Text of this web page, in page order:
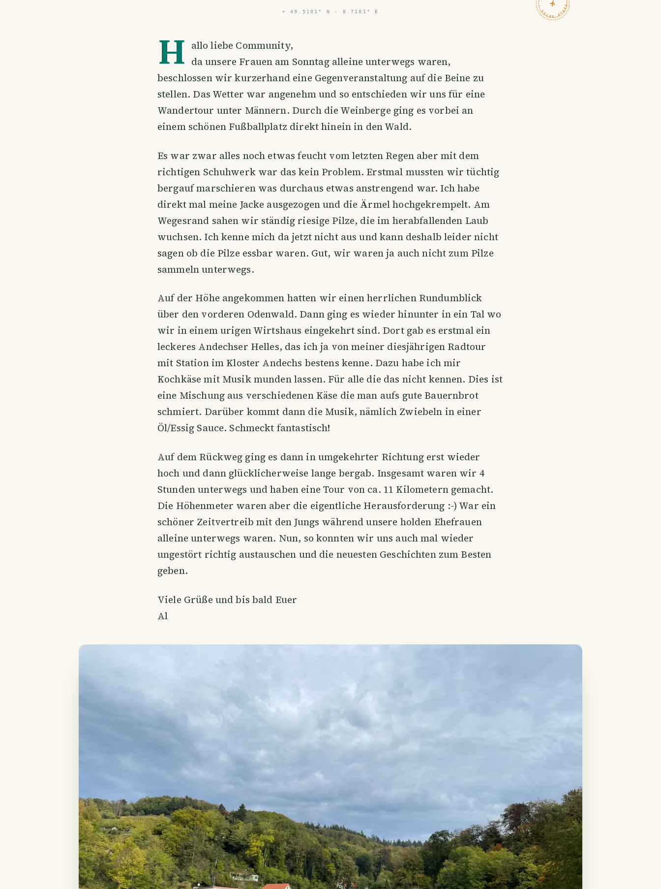
⌖ 49.5101° N · 8.7101° E
H allo liebe Community,
da unsere Frauen am Sonntag alleine unterwegs waren,
beschlossen wir kurzerhand eine Gegenveranstaltung auf die Beine zu
stellen. Das Wetter war angenehm und so entschieden wir uns für eine
Wandertour unter Männern. Durch die Weinberge ging es vorbei an
einem schönen Fußballplatz direkt hinein in den Wald.
Es war zwar alles noch etwas feucht vom letzten Regen aber mit dem
richtigen Schuhwerk war das kein Problem. Erstmal mussten wir tüchtig
bergauf marschieren was durchaus etwas anstrengend war. Ich habe
direkt mal meine Jacke ausgezogen und die Ärmel hochgekrempelt. Am
Wegesrand sahen wir ständig riesige Pilze, die im herabfallenden Laub
wuchsen. Ich kenne mich da jetzt nicht aus und kann deshalb leider nicht
sagen ob die Pilze essbar waren. Gut, wir waren ja auch nicht zum Pilze
sammeln unterwegs.
Auf der Höhe angekommen hatten wir einen herrlichen Rundumblick
über den vorderen Odenwald. Dann ging es wieder hinunter in ein Tal wo
wir in einem urigen Wirtshaus eingekehrt sind. Dort gab es erstmal ein
leckeres Andechser Helles, das ich ja von meiner diesjährigen Radtour
mit Station im Kloster Andechs bestens kenne. Dazu habe ich mir
Kochkäse mit Musik munden lassen. Für alle die das nicht kennen. Dies ist
eine Mischung aus verschiedenen Käse die man aufs gute Bauernbrot
schmiert. Darüber kommt dann die Musik, nämlich Zwiebeln in einer
Öl/Essig Sauce. Schmeckt fantastisch!
Auf dem Rückweg ging es dann in umgekehrter Richtung erst wieder
hoch und dann glücklicherweise lange bergab. Insgesamt waren wir 4
Stunden unterwegs und haben eine Tour von ca. 11 Kilometern gemacht.
Die Höhenmeter waren aber die eigentliche Herausforderung :-) War ein
schöner Zeitvertreib mit den Jungs während unsere holden Ehefrauen
alleine unterwegs waren. Nun, so konnten wir uns auch mal wieder
ungestört richtig austauschen und die neuesten Geschichten zum Besten
geben.
Viele Grüße und bis bald Euer
Al